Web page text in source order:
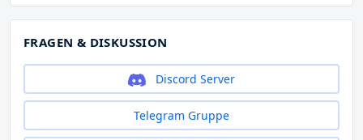
FRAGEN & DISKUSSION
Discord Server
Telegram Gruppe